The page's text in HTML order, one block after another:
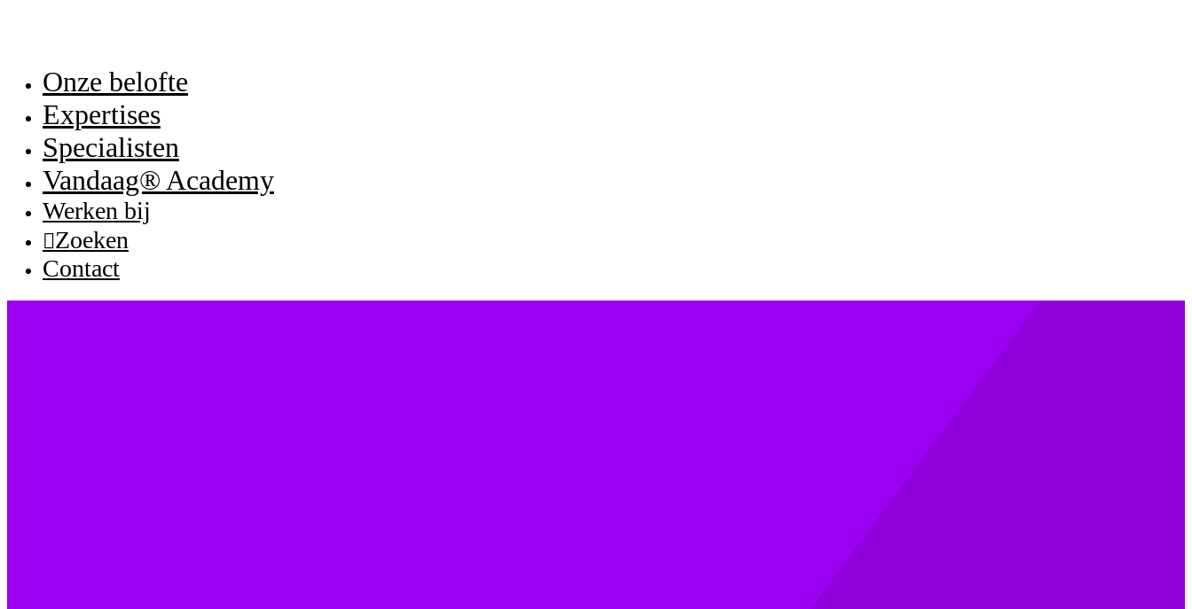
Onze belofte
Expertises
Specialisten
Vandaag® Academy
Werken bij
Zoeken
Contact